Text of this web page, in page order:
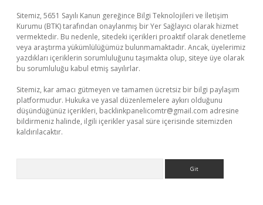
Sitemiz, 5651 Sayılı Kanun gereğince Bilgi Teknolojileri ve İletişim
Kurumu (BTK) tarafından onaylanmış bir Yer Sağlayıcı olarak hizmet
vermektedir. Bu nedenle, sitedeki içerikleri proaktif olarak denetleme
veya araştırma yükümlülüğümüz bulunmamaktadır. Ancak, üyelerimiz
yazdıkları içeriklerin sorumluluğunu taşımakta olup, siteye üye olarak
bu sorumluluğu kabul etmiş sayılırlar.
Sitemiz, kar amacı gütmeyen ve tamamen ücretsiz bir bilgi paylaşım
platformudur. Hukuka ve yasal düzenlemelere aykırı olduğunu
düşündüğünüz içerikleri, backlinkpanelicomtr@gmail.com adresine
bildirmeniz halinde, ilgili içerikler yasal süre içerisinde sitemizden
kaldırılacaktır.